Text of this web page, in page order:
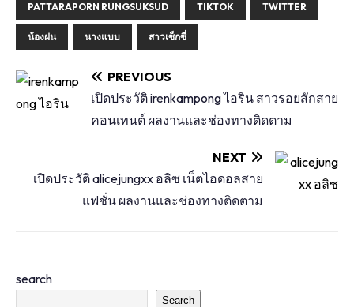
PATTARAPORN RUNGSUKSUD TIKTOK TWITTER
น้องฝน นางแบบ สาวเซ็กซี่
PREVIOUS
เปิดประวัติ irenkampong ไอริน สาวรอยสักสาย
คอนเทนต์ ผลงานและช่องทางติดตาม
NEXT
เปิดประวัติ alicejungxx อลิซ เน็ตไอดอลสาย
แฟชั่น ผลงานและช่องทางติดตาม
search
Search